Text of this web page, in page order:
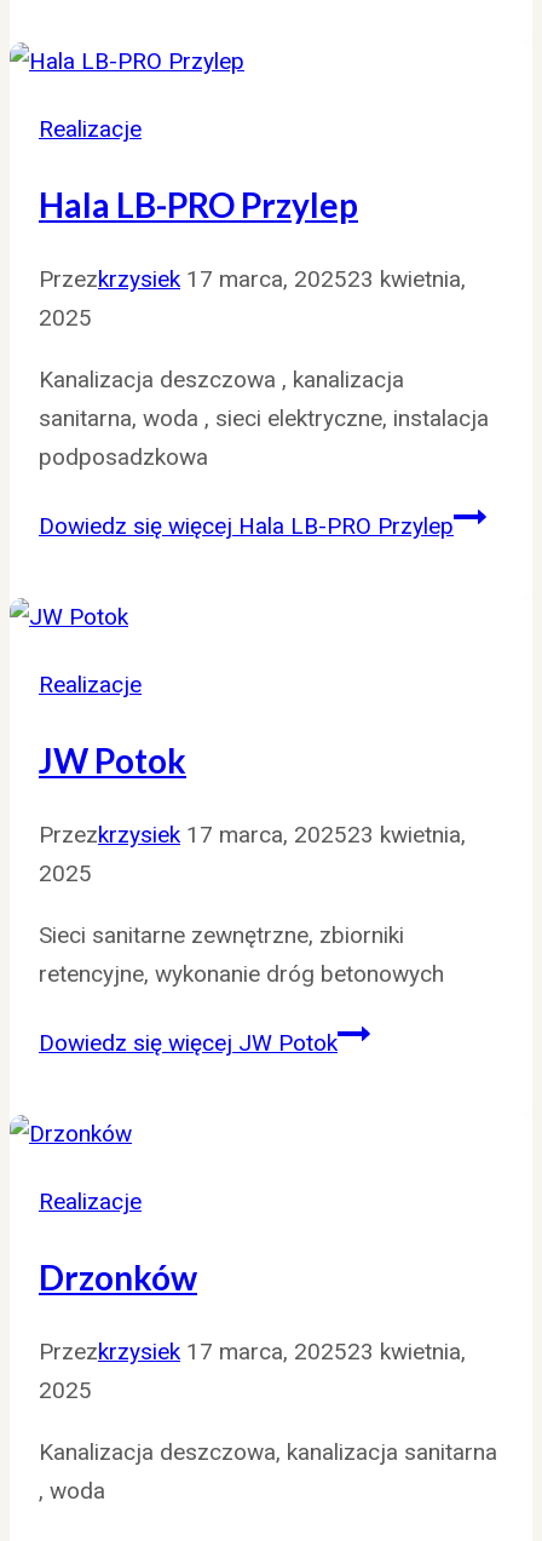
Realizacje
Hala LB-PRO Przylep
Przezkrzysiek 17 marca, 202523 kwietnia,
2025
Kanalizacja deszczowa , kanalizacja
sanitarna, woda , sieci elektryczne, instalacja
podposadzkowa
Dowiedz się więcej Hala LB-PRO Przylep
Realizacje
JW Potok
Przezkrzysiek 17 marca, 202523 kwietnia,
2025
Sieci sanitarne zewnętrzne, zbiorniki
retencyjne, wykonanie dróg betonowych
Dowiedz się więcej JW Potok
Realizacje
Drzonków
Przezkrzysiek 17 marca, 202523 kwietnia,
2025
Kanalizacja deszczowa, kanalizacja sanitarna
, woda